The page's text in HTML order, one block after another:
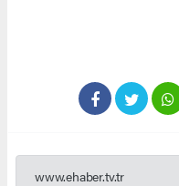
www.ehaber.tv.tr